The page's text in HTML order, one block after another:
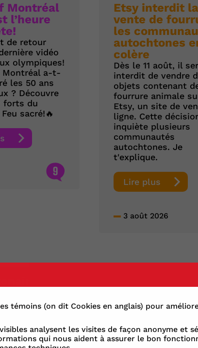
Montréal
l’heure
de retour
vidéo
olympiques!
Montréal a-t-
les 50 ans
? Découvre
forts du
sacré!🔥
9
Etsy interdit la
vente de
les
autochtones
colère
Dès le 11 août, il
interdit de vendre
objets contenant
fourrure animale
Etsy, un site de
ligne. Cette
inquiète plusieurs
communautés
autochtones. Je
t'explique.
Lire plus
3 août 2026
témoins (on dit Cookies en anglais) pour
analysent les visites de façon anonyme et
qui nous aident à assurer le bon